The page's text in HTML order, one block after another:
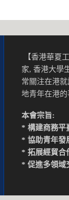
【香港華夏
家, 香港大學
常關注在港
地青年在港
本會宗旨:
* 構建商務平
* 協助青年發
* 拓展經貿合
* 促進多領域